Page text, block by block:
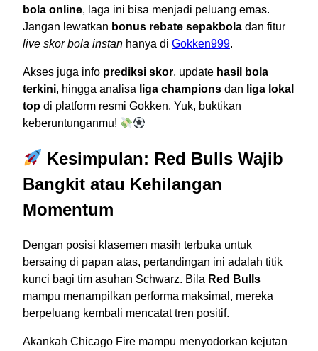
bola online, laga ini bisa menjadi peluang emas.
Jangan lewatkan bonus rebate sepakbola dan fitur
live skor bola instan hanya di Gokken999.
Akses juga info prediksi skor, update hasil bola
terkini, hingga analisa liga champions dan liga lokal
top di platform resmi Gokken. Yuk, buktikan
keberuntunganmu!
Kesimpulan: Red Bulls Wajib
Bangkit atau Kehilangan
Momentum
Dengan posisi klasemen masih terbuka untuk
bersaing di papan atas, pertandingan ini adalah titik
kunci bagi tim asuhan Schwarz. Bila Red Bulls
mampu menampilkan performa maksimal, mereka
berpeluang kembali mencatat tren positif.
Akankah Chicago Fire mampu menyodorkan kejutan